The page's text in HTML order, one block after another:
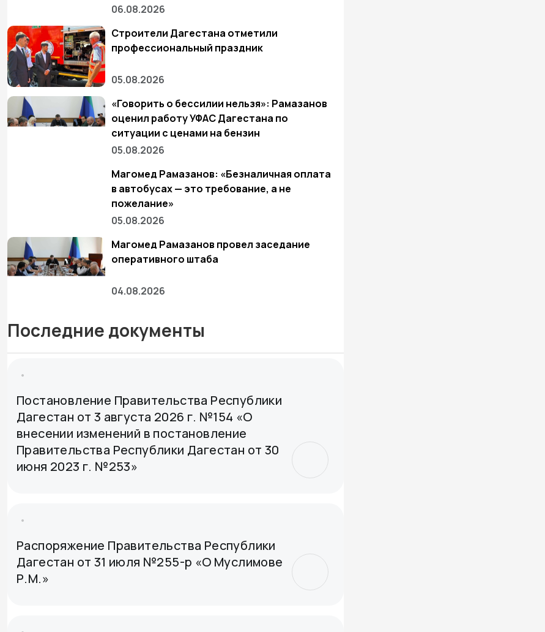
06.08.2026
Строители Дагестана отметили
профессиональный праздник
05.08.2026
«Говорить о бессилии нельзя»: Рамазанов
оценил работу УФАС Дагестана по
ситуации с ценами на бензин
05.08.2026
Магомед Рамазанов: «Безналичная оплата
в автобусах — это требование, а не
пожелание»
05.08.2026
Магомед Рамазанов провел заседание
оперативного штаба
04.08.2026
Последние документы
Постановление Правительства Республики
Дагестан от 3 августа 2026 г. №154 «О
внесении изменений в постановление
Правительства Республики Дагестан от 30
июня 2023 г. №253»
Распоряжение Правительства Республики
Дагестан от 31 июля №255-р «О Муслимове
Р.М.»